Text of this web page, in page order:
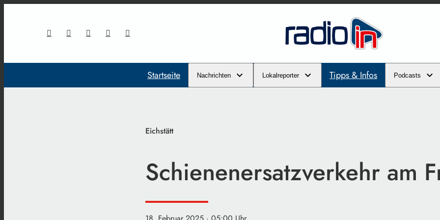
Startseite Nachrichten Lokalreporter Tipps & Infos Podcasts
Eichstätt
Schienenersatzverkehr am